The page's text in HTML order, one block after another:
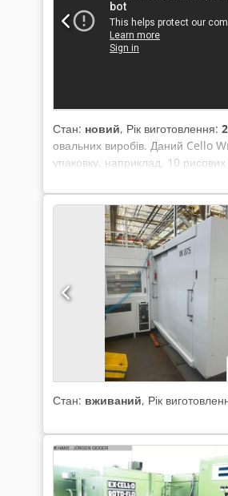
Стан: новий, Рік виготовлення:
овальних виробів. Даний Cello
упаковку, наприклад, 10
прямокутної форми. Процес
целофаном, різання та
сенсорна панель WEINVIEW,
принтер входять у комплект. –
циклів/хв; розміри виробів*
4kW; споживання стисненого
конвеєра може бути
*Стосується циліндричних
часто нижчі за звичайні ціни
консультації. На складі
пропонуємо дуже короткі
Стан: вживаний, Рік